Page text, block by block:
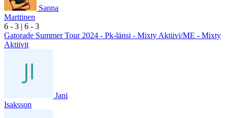
Sanna
Marttinen
6 - 3 | 6 - 3
Gatorade Summer Tour 2024 - Pk-länsi - Mixty Aktiivi/ME - Mixty
Aktiivit
Jani
Isaksson